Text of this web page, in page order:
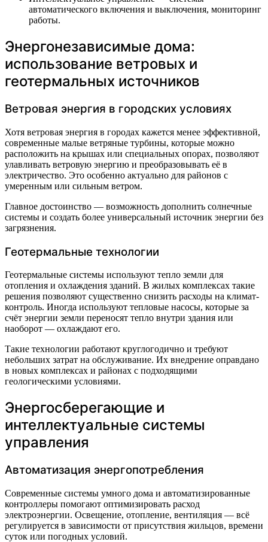
автоматического включения и выключения, мониторинг
работы.
Энергонезависимые дома:
использование ветровых и
геотермальных источников
Ветровая энергия в городских условиях
Хотя ветровая энергия в городах кажется менее эффективной,
современные малые ветряные турбины, которые можно
расположить на крышах или специальных опорах, позволяют
улавливать ветровую энергию и преобразовывать её в
электричество. Это особенно актуально для районов с
умеренным или сильным ветром.
Главное достоинство — возможность дополнить солнечные
системы и создать более универсальный источник энергии без
загрязнения.
Геотермальные технологии
Геотермальные системы используют тепло земли для
отопления и охлаждения зданий. В жилых комплексах такие
решения позволяют существенно снизить расходы на климат-
контроль. Иногда используют тепловые насосы, которые за
счёт энергии земли переносят тепло внутри здания или
наоборот — охлаждают его.
Такие технологии работают круглогодично и требуют
небольших затрат на обслуживание. Их внедрение оправдано
в новых комплексах и районах с подходящими
геологическими условиями.
Энергосберегающие и
интеллектуальные системы
управления
Автоматизация энергопотребления
Современные системы умного дома и автоматизированные
контроллеры помогают оптимизировать расход
электроэнергии. Освещение, отопление, вентиляция — всё
регулируется в зависимости от присутствия жильцов, времени
суток или погодных условий.